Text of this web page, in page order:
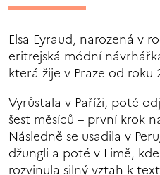
Elsa Eyraud, narozená v
eritrejská módní
která žije v Praze od roku
Vyrůstala v Paříži, poté
šest měsíců – první krok
Následně se usadila v
džungli a poté v Limě,
rozvinula silný vztah k